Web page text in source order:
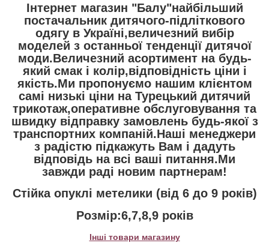
Інтернет магазин "Балу"найбільший
постачальник дитячого-підліткового
одягу в Україні,величезний вибір
моделей з останньої тенденції дитячої
моди.Величезний асортимент на будь-
який смак і колір,відповідність ціни і
якість.Ми пропонуємо нашим клієнтом
самі низькі ціни на Турецький дитячий
трикотаж,оперативне обслуговування та
швидку відправку замовлень будь-якої з
транспортних компаній.Наші менеджери
з радістю підкажуть Вам і дадуть
відповідь на всі ваші питання.Ми
завжди раді новим партнерам!
Стійка опуклі метелики (від 6 до 9 років)
Розмір:6,7,8,9 років
Інші товари магазину